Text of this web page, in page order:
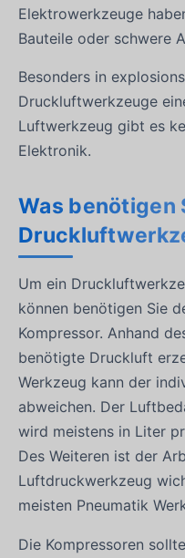
Elektrowerkzeuge
Bauteile oder schwere
Besonders in
Druckluftwerkzeuge
Luftwerkzeug gibt es
Elektronik.
Was benötigen
Um ein
können benötigen Sie
Kompressor. Anhand
benötigte Druckluft
Werkzeug kann der
abweichen. Der
wird meistens in Liter
Des Weiteren ist der
Luftdruckwerkzeug
meisten Pneumatik
Die Kompressoren